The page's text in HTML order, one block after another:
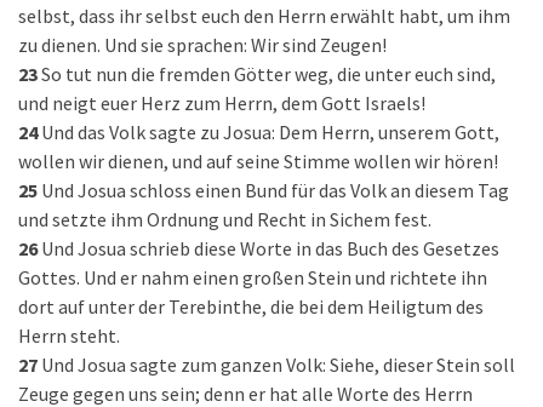
selbst, dass ihr selbst euch den Herrn erwählt habt, um ihm
zu dienen. Und sie sprachen: Wir sind Zeugen!
23So tut nun die fremden Götter weg, die unter euch sind,
und neigt euer Herz zum Herrn, dem Gott Israels!
24 Und das Volk sagte zu Josua: Dem Herrn, unserem Gott,
wollen wir dienen, und auf seine Stimme wollen wir hören!
25 Und Josua schloss einen Bund für das Volk an diesem Tag
und setzte ihm Ordnung und Recht in Sichem fest.
26 Und Josua schrieb diese Worte in das Buch des Gesetzes
Gottes. Und er nahm einen großen Stein und richtete ihn
dort auf unter der Terebinthe, die bei dem Heiligtum des
Herrn steht.
27 Und Josua sagte zum ganzen Volk: Siehe, dieser Stein soll
Zeuge gegen uns sein; denn er hat alle Worte des Herrn